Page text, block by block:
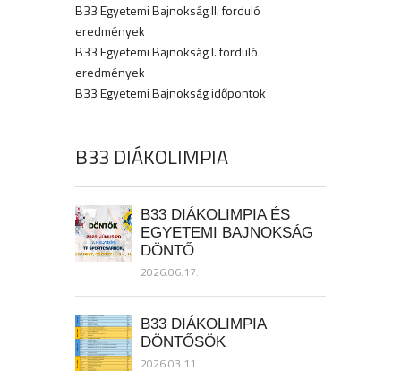
B33 Egyetemi Bajnokság II. forduló
eredmények
B33 Egyetemi Bajnokság I. forduló
eredmények
B33 Egyetemi Bajnokság időpontok
B33 DIÁKOLIMPIA
B33 DIÁKOLIMPIA ÉS
EGYETEMI BAJNOKSÁG
DÖNTŐ
2026.06.17.
B33 DIÁKOLIMPIA
DÖNTŐSÖK
2026.03.11.